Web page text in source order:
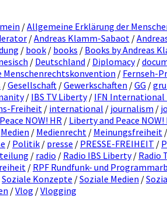
/Allgemeine Erklärung der
/Andreas Klamm-Sabaot /
/ book / books / Books by Andreas
/ Deutschland / Diplomacy/
Menschenrechtskonvention / Fernseh-
/Gesellschaft /Gewerkschaften /GG /
/ IBS TV Liberty/ IFN International
Freiheit / international / journalism /
NOW! HR / Liberty and Peace
Medien / Medienrecht / Meinungsfreiheit /
/ Politik / presse / PRESSE-FREIHEIT /
/ radio / Radio IBS Liberty/ Radio
/ RPF Rundfunk- und
Soziale Konzepte /Soziale Medien /
/Vlog /Vlogging